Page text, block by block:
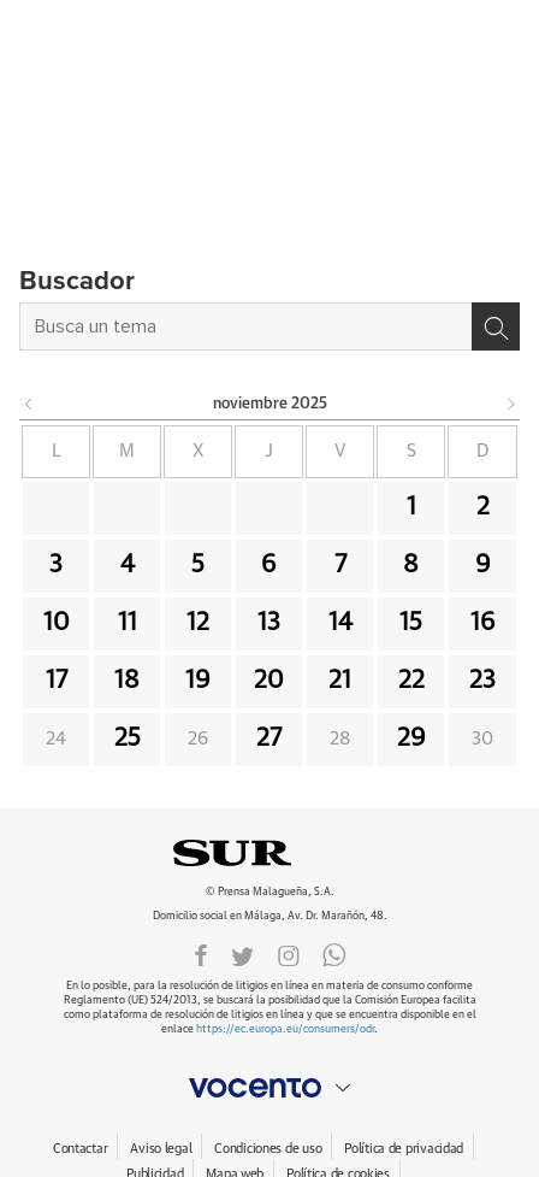
Buscador
noviembre 2025
L M X J V S D
1 2
3 4 5 6 7 8 9
10 11 12 13 14 15 16
17 18 19 20 21 22 23
24 25 26 27 28 29 30
© Prensa Malagueña, S.A.
Domicilio social en Málaga, Av. Dr. Marañón, 48.
En lo posible, para la resolución de litigios en línea en materia de consumo conforme
Reglamento (UE) 524/2013, se buscará la posibilidad que la Comisión Europea facilita
como plataforma de resolución de litigios en línea y que se encuentra disponible en el
enlace https://ec.europa.eu/consumers/odr.
Contactar Aviso legal Condiciones de uso
Política de privacidad
Publicidad
Mapa web Política de cookies